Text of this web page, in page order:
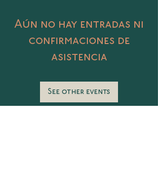
Aún no hay entradas ni
confirmaciones de
asistencia
See other events